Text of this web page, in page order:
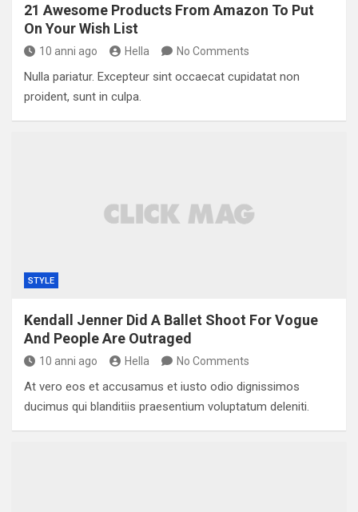
21 Awesome Products From Amazon To Put
On Your Wish List
10 anni ago Hella No Comments
Nulla pariatur. Excepteur sint occaecat cupidatat non
proident, sunt in culpa.
STYLE
Kendall Jenner Did A Ballet Shoot For Vogue
And People Are Outraged
10 anni ago Hella No Comments
At vero eos et accusamus et iusto odio dignissimos
ducimus qui blanditiis praesentium voluptatum deleniti.